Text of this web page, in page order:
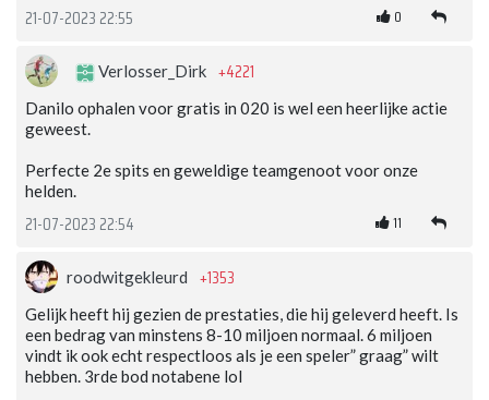
21-07-2023 22:55 0
Verlosser_Dirk +4221
Danilo ophalen voor gratis in 020 is wel een heerlijke actie
geweest.
Perfecte 2e spits en geweldige teamgenoot voor onze
helden.
21-07-2023 22:54 11
roodwitgekleurd +1353
Gelijk heeft hij gezien de prestaties, die hij geleverd heeft. Is
een bedrag van minstens 8-10 miljoen normaal. 6 miljoen
vindt ik ook echt respectloos als je een speler” graag” wilt
hebben. 3rde bod notabene lol